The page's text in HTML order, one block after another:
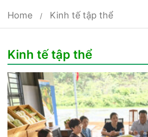
Home Kinh tế tập thể
Kinh tế tập thể